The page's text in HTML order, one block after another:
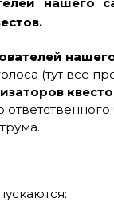
(тут все